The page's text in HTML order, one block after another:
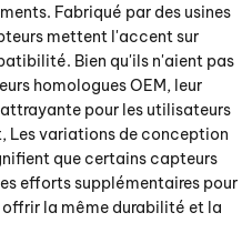
Fabriqué par des usines
mettent l'accent sur
Bien qu'ils n'aient pas
homologues OEM, leur
pour les utilisateurs
Les variations de conception
que certains capteurs
efforts supplémentaires pour
la même durabilité et la